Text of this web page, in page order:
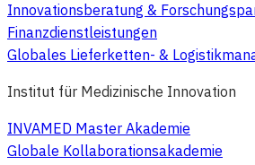
Innovationsberatung &
Finanzdienstleistungen
Globales Lieferketten- &
Institut für Medizinische Innovation
INVAMED Master Akademie
Globale Kollaborationsakademie